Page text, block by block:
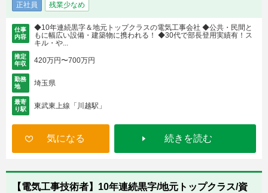
正社員
残業少なめ
仕事
内容
◆10年連続黒字＆地元トップクラスの電気工事会社 ◆公共・民間と
もに幅広い設備・建築物に携われる！ ◆30代で部長登用実績有！ス
キル・や...
推定
年収
420万円〜700万円
勤務
地
埼玉県
最寄
り駅
東武東上線「川越駅」
気になる 続きを読む
【電気工事技術者】10年連続黒字/地元トップクラス/資